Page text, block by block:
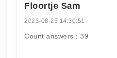
Floortje Sam
2025-08-25 14:30:51
Count answers : 39